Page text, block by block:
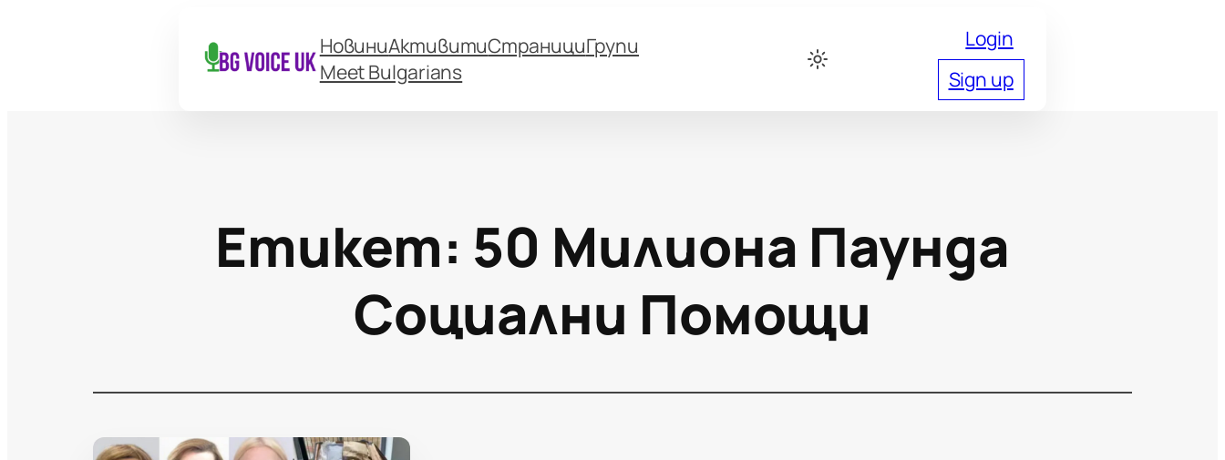
НовиниАктивитиСтранициГрупи
Meet Bulgarians
Login
Sign up
Етикет: 50 Милиона Паунда
Социални Помощи